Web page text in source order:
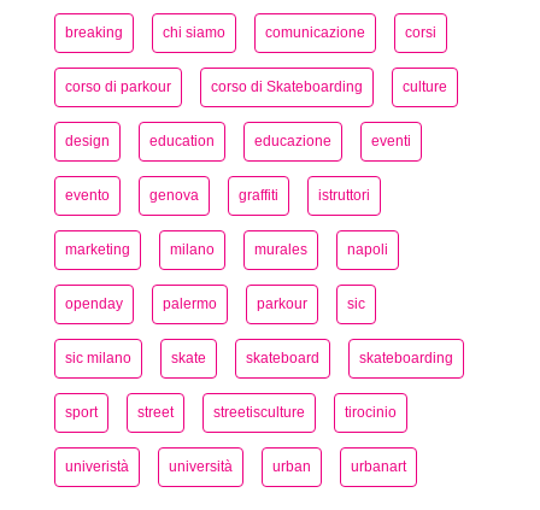
breaking chi siamo comunicazione corsi
corso di parkour corso di Skateboarding culture
design education educazione eventi
evento genova graffiti istruttori
marketing milano murales napoli
openday palermo parkour sic
sic milano skate skateboard skateboarding
sport street streetisculture tirocinio
univeristà università urban urbanart